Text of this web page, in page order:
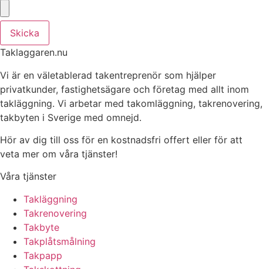
Skicka
Taklaggaren.nu
Vi är en väletablerad takentreprenör som hjälper
privatkunder, fastighetsägare och företag med allt inom
takläggning. Vi arbetar med takomläggning, takrenovering,
takbyten i Sverige med omnejd.
Hör av dig till oss för en kostnadsfri offert eller för att
veta mer om våra tjänster!
Våra tjänster
Takläggning
Takrenovering
Takbyte
Takplåtsmålning
Takpapp